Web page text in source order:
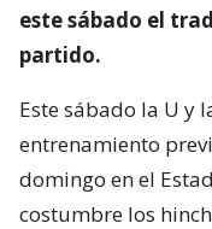
este sábado el
partido.
Este sábado la U y
entrenamiento
domingo en el
costumbre los